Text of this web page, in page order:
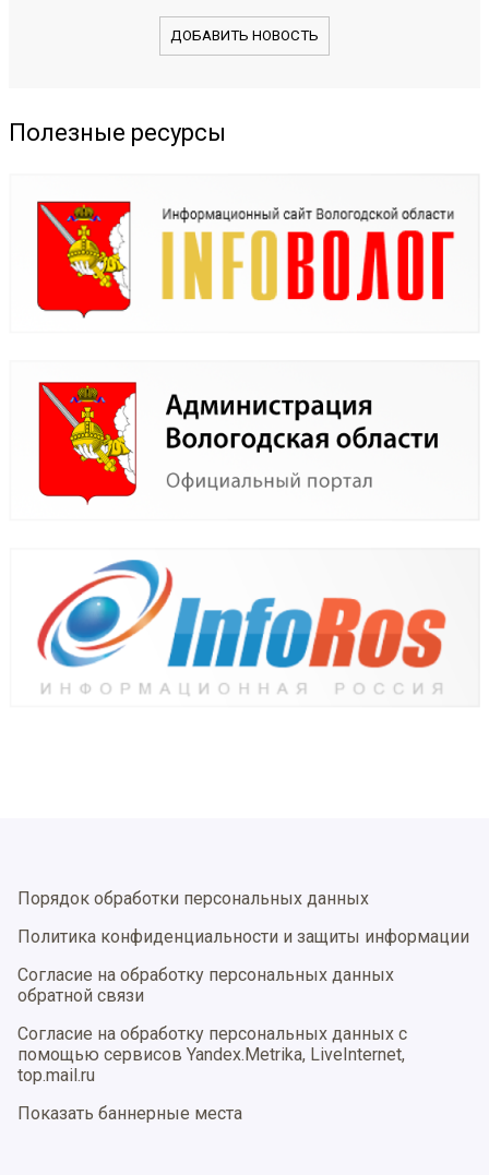
ДОБАВИТЬ НОВОСТЬ
Полезные ресурсы
Порядок обработки персональных данных
Политика конфиденциальности и защиты информации
Согласие на обработку персональных данных
обратной связи
Согласие на обработку персональных данных с
помощью сервисов Yandex.Metrika, LiveInternet,
top.mail.ru
Показать баннерные места